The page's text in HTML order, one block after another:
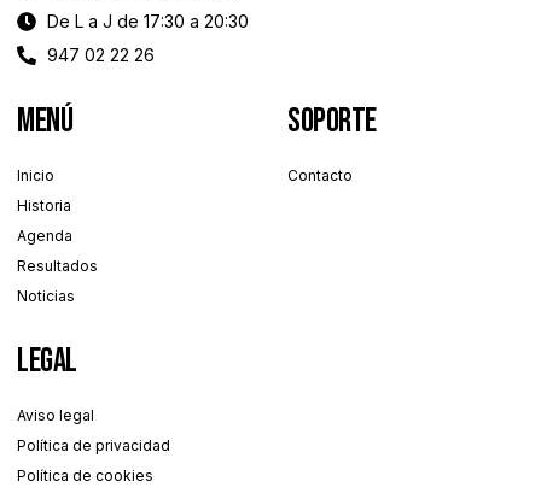
De L a J de 17:30 a 20:30
947 02 22 26
menú
Inicio
Historia
Agenda
Resultados
Noticias
soporte
Contacto
legal
Aviso legal
Política de privacidad
Política de cookies